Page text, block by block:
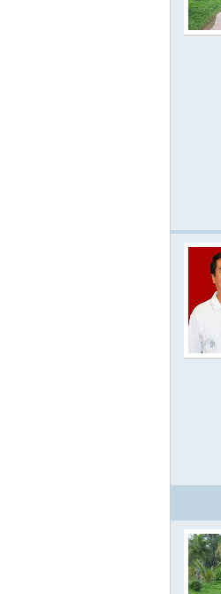
北